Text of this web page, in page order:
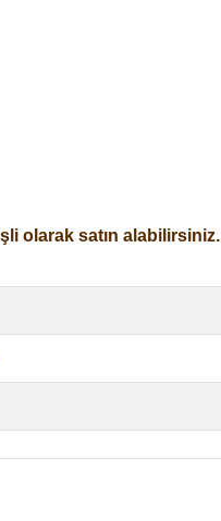
olarak satın alabilirsiniz.